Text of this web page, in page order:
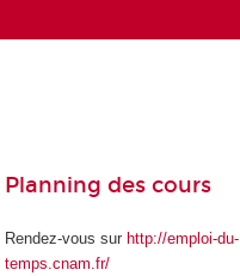
Planning des cours
Rendez-vous surhttp://emploi-du-
temps.cnam.fr/